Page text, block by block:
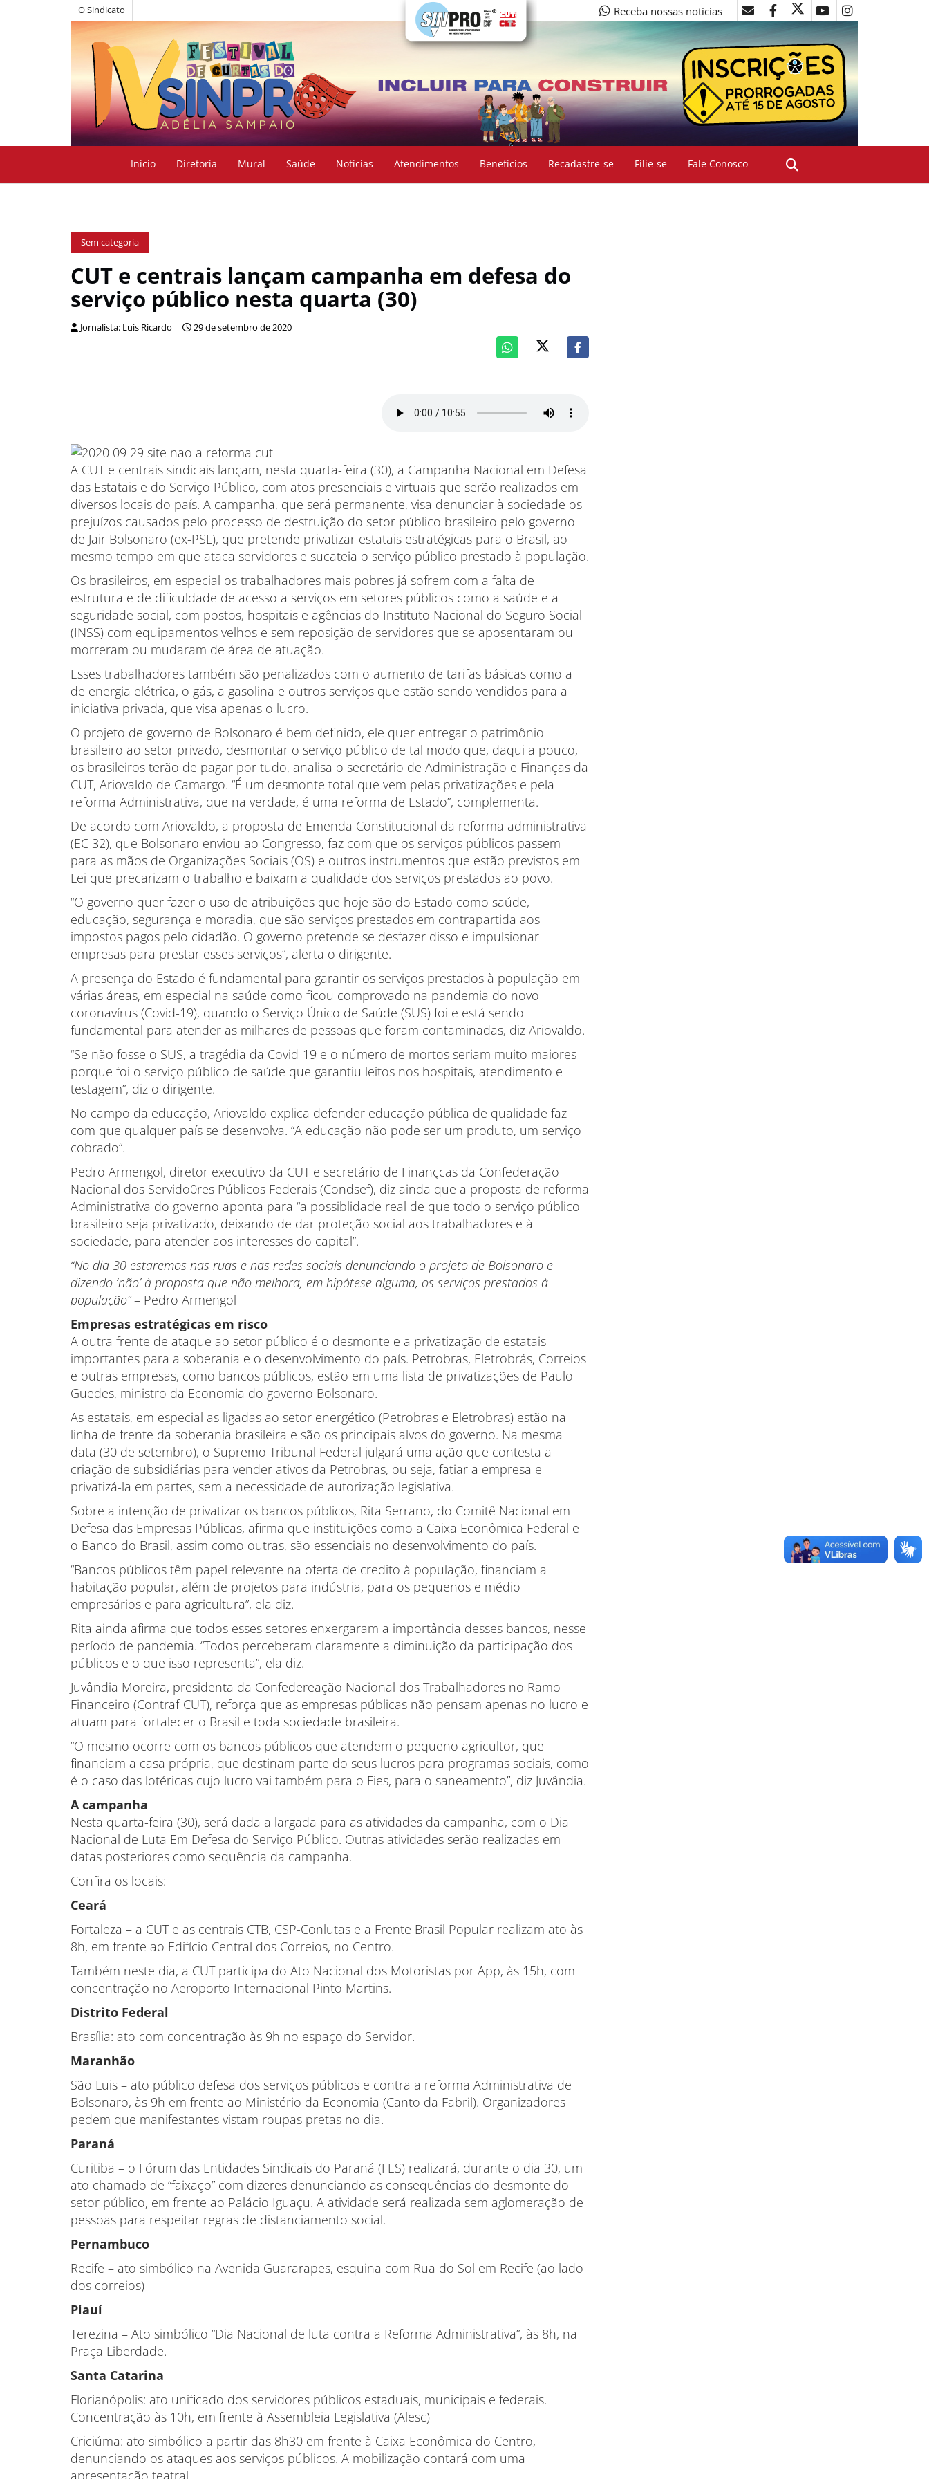
O Sindicato Receba nossas notícias
Início Diretoria Mural Saúde Notícias Atendimentos Benefícios Recadastre-se Filie-se Fale Conosco
Sem categoria
CUT e centrais lançam campanha em defesa do
serviço público nesta quarta (30)
Jornalista: Luis Ricardo 29 de setembro de 2020
A CUT e centrais sindicais lançam, nesta quarta-feira (30), a Campanha Nacional em Defesa
das Estatais e do Serviço Público, com atos presenciais e virtuais que serão realizados em
diversos locais do país. A campanha, que será permanente, visa denunciar à sociedade os
prejuízos causados pelo processo de destruição do setor público brasileiro pelo governo
de Jair Bolsonaro (ex-PSL), que pretende privatizar estatais estratégicas para o Brasil, ao
mesmo tempo em que ataca servidores e sucateia o serviço público prestado à população.
Os brasileiros, em especial os trabalhadores mais pobres já sofrem com a falta de
estrutura e de dificuldade de acesso a serviços em setores públicos como a saúde e a
seguridade social, com postos, hospitais e agências do Instituto Nacional do Seguro Social
(INSS) com equipamentos velhos e sem reposição de servidores que se aposentaram ou
morreram ou mudaram de área de atuação.
Esses trabalhadores também são penalizados com o aumento de tarifas básicas como a
de energia elétrica, o gás, a gasolina e outros serviços que estão sendo vendidos para a
iniciativa privada, que visa apenas o lucro.
O projeto de governo de Bolsonaro é bem definido, ele quer entregar o patrimônio
brasileiro ao setor privado, desmontar o serviço público de tal modo que, daqui a pouco,
os brasileiros terão de pagar por tudo, analisa o secretário de Administração e Finanças da
CUT, Ariovaldo de Camargo. “É um desmonte total que vem pelas privatizações e pela
reforma Administrativa, que na verdade, é uma reforma de Estado”, complementa.
De acordo com Ariovaldo, a proposta de Emenda Constitucional da reforma administrativa
(EC 32), que Bolsonaro enviou ao Congresso, faz com que os serviços públicos passem
para as mãos de Organizações Sociais (OS) e outros instrumentos que estão previstos em
Lei que precarizam o trabalho e baixam a qualidade dos serviços prestados ao povo.
“O governo quer fazer o uso de atribuições que hoje são do Estado como saúde,
educação, segurança e moradia, que são serviços prestados em contrapartida aos
impostos pagos pelo cidadão. O governo pretende se desfazer disso e impulsionar
empresas para prestar esses serviços”, alerta o dirigente.
A presença do Estado é fundamental para garantir os serviços prestados à população em
várias áreas, em especial na saúde como ficou comprovado na pandemia do novo
coronavírus (Covid-19), quando o Serviço Único de Saúde (SUS) foi e está sendo
fundamental para atender as milhares de pessoas que foram contaminadas, diz Ariovaldo.
“Se não fosse o SUS, a tragédia da Covid-19 e o número de mortos seriam muito maiores
porque foi o serviço público de saúde que garantiu leitos nos hospitais, atendimento e
testagem”, diz o dirigente.
No campo da educação, Ariovaldo explica defender educação pública de qualidade faz
com que qualquer país se desenvolva. “A educação não pode ser um produto, um serviço
cobrado”.
Pedro Armengol, diretor executivo da CUT e secretário de Finançcas da Confederação
Nacional dos Servido0res Públicos Federais (Condsef), diz ainda que a proposta de reforma
Administrativa do governo aponta para “a possiblidade real de que todo o serviço público
brasileiro seja privatizado, deixando de dar proteção social aos trabalhadores e à
sociedade, para atender aos interesses do capital”.
“No dia 30 estaremos nas ruas e nas redes sociais denunciando o projeto de Bolsonaro e
dizendo ‘não’ à proposta que não melhora, em hipótese alguma, os serviços prestados à
população”– Pedro Armengol
Empresas estratégicas em risco
A outra frente de ataque ao setor público é o desmonte e a privatização de estatais
importantes para a soberania e o desenvolvimento do país. Petrobras, Eletrobrás, Correios
e outras empresas, como bancos públicos, estão em uma lista de privatizações de Paulo
Guedes, ministro da Economia do governo Bolsonaro.
As estatais, em especial as ligadas ao setor energético (Petrobras e Eletrobras) estão na
linha de frente da soberania brasileira e são os principais alvos do governo. Na mesma
data (30 de setembro), o Supremo Tribunal Federal julgará uma ação que contesta a
criação de subsidiárias para vender ativos da Petrobras, ou seja, fatiar a empresa e
privatizá-la em partes, sem a necessidade de autorização legislativa.
Sobre a intenção de privatizar os bancos públicos, Rita Serrano, do Comitê Nacional em
Defesa das Empresas Públicas, afirma que instituições como a Caixa Econômica Federal e
o Banco do Brasil, assim como outras, são essenciais no desenvolvimento do país.
“Bancos públicos têm papel relevante na oferta de credito à população, financiam a
habitação popular, além de projetos para indústria, para os pequenos e médio
empresários e para agricultura”, ela diz.
Rita ainda afirma que todos esses setores enxergaram a importância desses bancos, nesse
período de pandemia. “Todos perceberam claramente a diminuição da participação dos
públicos e o que isso representa”, ela diz.
Juvândia Moreira, presidenta da Confedereação Nacional dos Trabalhadores no Ramo
Financeiro (Contraf-CUT), reforça que as empresas públicas não pensam apenas no lucro e
atuam para fortalecer o Brasil e toda sociedade brasileira.
“O mesmo ocorre com os bancos públicos que atendem o pequeno agricultor, que
financiam a casa própria, que destinam parte do seus lucros para programas sociais, como
é o caso das lotéricas cujo lucro vai também para o Fies, para o saneamento”, diz Juvândia.
A campanha
Nesta quarta-feira (30), será dada a largada para as atividades da campanha, com o Dia
Nacional de Luta Em Defesa do Serviço Público. Outras atividades serão realizadas em
datas posteriores como sequência da campanha.
Confira os locais:
Ceará
Fortaleza – a CUT e as centrais CTB, CSP-Conlutas e a Frente Brasil Popular realizam ato às
8h, em frente ao Edifício Central dos Correios, no Centro.
Também neste dia, a CUT participa do Ato Nacional dos Motoristas por App, às 15h, com
concentração no Aeroporto Internacional Pinto Martins.
Distrito Federal
Brasília: ato com concentração às 9h no espaço do Servidor.
Maranhão
São Luis – ato público defesa dos serviços públicos e contra a reforma Administrativa de
Bolsonaro, às 9h em frente ao Ministério da Economia (Canto da Fabril). Organizadores
pedem que manifestantes vistam roupas pretas no dia.
Paraná
Curitiba – o Fórum das Entidades Sindicais do Paraná (FES) realizará, durante o dia 30, um
ato chamado de “faixaço” com dizeres denunciando as consequências do desmonte do
setor público, em frente ao Palácio Iguaçu. A atividade será realizada sem aglomeração de
pessoas para respeitar regras de distanciamento social.
Pernambuco
Recife – ato simbólico na Avenida Guararapes, esquina com Rua do Sol em Recife (ao lado
dos correios)
Piauí
Terezina – Ato simbólico “Dia Nacional de luta contra a Reforma Administrativa”, às 8h, na
Praça Liberdade.
Santa Catarina
Florianópolis: ato unificado dos servidores públicos estaduais, municipais e federais.
Concentração às 10h, em frente à Assembleia Legislativa (Alesc)
Criciúma: ato simbólico a partir das 8h30 em frente à Caixa Econômica do Centro,
denunciando os ataques aos serviços públicos. A mobilização contará com uma
apresentação teatral